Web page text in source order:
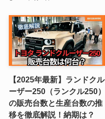
【2025年最新】ランドクル
ーザー250（ランクル250）
の販売台数と生産台数の推
移を徹底解説！納期は？